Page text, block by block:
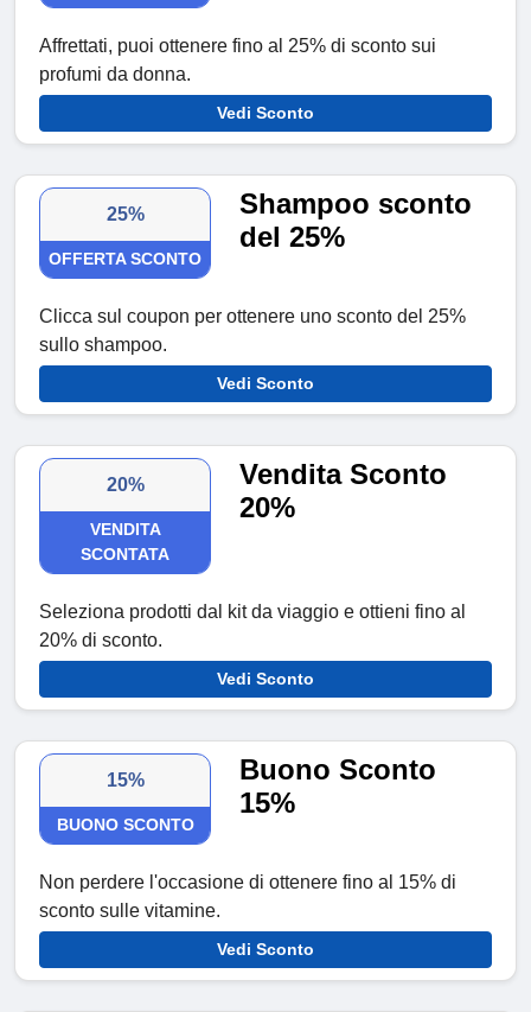
Affrettati, puoi ottenere fino al 25% di sconto sui
profumi da donna.
Vedi Sconto
25%
OFFERTA SCONTO
Shampoo sconto
del 25%
Clicca sul coupon per ottenere uno sconto del 25%
sullo shampoo.
Vedi Sconto
20%
VENDITA
SCONTATA
Vendita Sconto
20%
Seleziona prodotti dal kit da viaggio e ottieni fino al
20% di sconto.
Vedi Sconto
15%
BUONO SCONTO
Buono Sconto
15%
Non perdere l'occasione di ottenere fino al 15% di
sconto sulle vitamine.
Vedi Sconto